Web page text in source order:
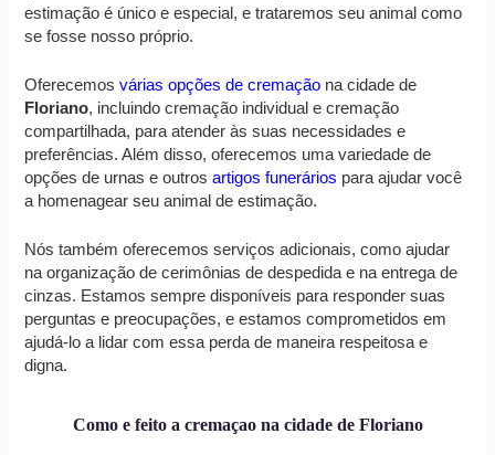
estimação é único e especial, e trataremos seu animal como
se fosse nosso próprio.
Oferecemosvárias opções de cremação na cidade de
Floriano, incluindo cremação individual e cremação
compartilhada, para atender às suas necessidades e
preferências. Além disso, oferecemos uma variedade de
opções de urnas e outrosartigos funerários para ajudar você
a homenagear seu animal de estimação.
Nós também oferecemos serviços adicionais, como ajudar
na organização de cerimônias de despedida e na entrega de
cinzas. Estamos sempre disponíveis para responder suas
perguntas e preocupações, e estamos comprometidos em
ajudá-lo a lidar com essa perda de maneira respeitosa e
digna.
Como e feito a cremaçao na cidade de Floriano